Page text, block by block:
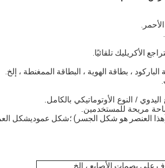
الأكريليك تلقائيًا.
، بطاقة الهوية ، البطاقة الممغنطة ، إلخ.
العنصر هو شكل الجسر) ؛شكل عموديشكل